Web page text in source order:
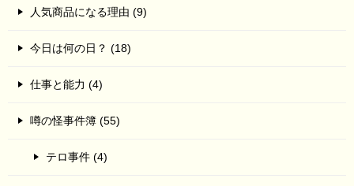
人気商品になる理由 (9)
今日は何の日？ (18)
仕事と能力 (4)
噂の怪事件簿 (55)
テロ事件 (4)